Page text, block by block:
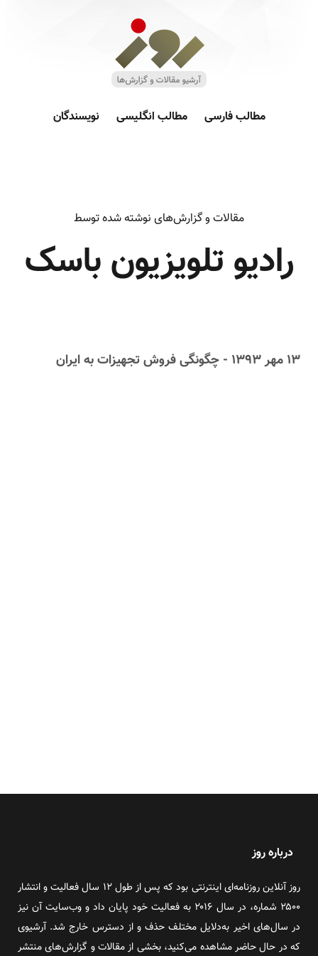
مطالب فارسی مطالب انگلیسی نویسندگان
مقالات و گزارش‌های نوشته شده توسط
رادیو تلویزیون باسک
۱۳ مهر ۱۳۹۳ - چگونگی فروش تجهیزات به ایران
درباره روز
روز آنلاین روزنامه‌ای اینترنتی بود که پس از طول ۱۲ سال فعالیت و انتشار
۲۵۰۰ شماره، در سال ۲۰۱۶ به فعالیت خود پایان داد و وب‌سایت آن نیز
در سال‌های اخیر به‌دلایل مختلف حذف و از دسترس خارج شد. آرشیوی
که در حال حاضر مشاهده می‌کنید، بخشی از مقالات و گزارش‌های منتشر